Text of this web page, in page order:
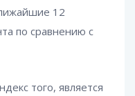
12
по сравнению с
того, является